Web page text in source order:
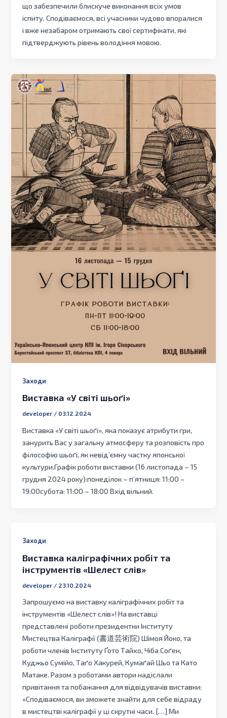
що забезпечили блискуче виконання всіх умов
іспиту. Сподіваємося, всі учасники чудово впоралися
і вже незабаром отримають свої сертифікати, які
підтверджують рівень володіння мовою.
Заходи
Виставка «У світі шьоґі»
developer / 03.12.2024
Виставка «У світі шьоґі», яка показує атрибути гри,
занурить Вас у загальну атмосферу та розповість про
філософію шьоґі, як невід’ємну частку японської
культури.Графік роботи виставки (16 листопада – 15
грудня 2024 року):понеділок – п’ятниця: 11:00 –
19:00субота: 11:00 – 18:00 Вхід вільний.
Заходи
Виставка каліграфічних робіт та
інструментів «Шелест слів»
developer / 23.10.2024
Запрошуємо на виставку каліграфічних робіт та
інструментів «Шелест слів»! На виставці
представлені роботи президентки Інституту
Мистецтва Каліграфії (書道芸術院) Шімоя Йоко, та
роботи членів Інституту Ґото Тайхо, Чіба Соґен,
Куджьо Сумійо, Таґо Хакурей, Кумаґай Шьо та Като
Матаке. Разом з роботами автори надіслали
привітання та побажання для відвідувачів виставки:
«Сподіваємося, ви зможете знайти для себе відраду
в мистецтві каліграфії у ці скрутні часи. […] Ми